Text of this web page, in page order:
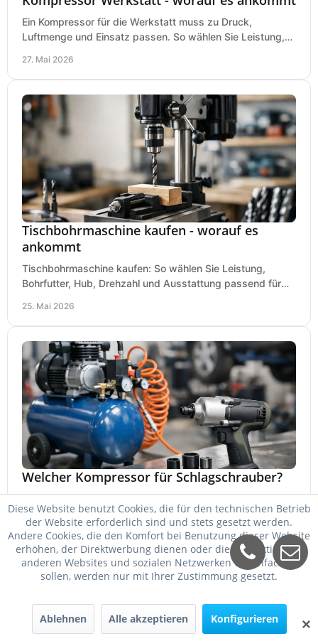
Ein Kompressor für die Werkstatt muss zu Druck,
Luftmenge und Einsatz passen. So wählen Sie Leistung,
27. Mai 2026
Tischbohrmaschine kaufen - worauf es
ankommt
Tischbohrmaschine kaufen: So wählen Sie Leistung,
Bohrfutter, Hub, Drehzahl und Ausstattung passend für
25. Mai 2026
Welcher Kompressor für Schlagschrauber?
Welcher Kompressor für Schlagschrauber passt? So
wählen Sie Kessel, Luftmenge, Druck und Motorleistung
passend für Werkstatt, Reifenwechsel.
23. Mai 2026
✕
Diese Website benutzt Cookies, die für den technischen Betrieb
der Website erforderlich sind und stets gesetzt werden.
Andere Cookies, die den Komfort bei Benutzung dieser Website
erhöhen, der Direktwerbung dienen oder die Interaktion mit
anderen Websites und sozialen Netzwerken vereinfachen
sollen, werden nur mit Ihrer Zustimmung gesetzt.
Ablehnen Alle akzeptieren Konfigurieren